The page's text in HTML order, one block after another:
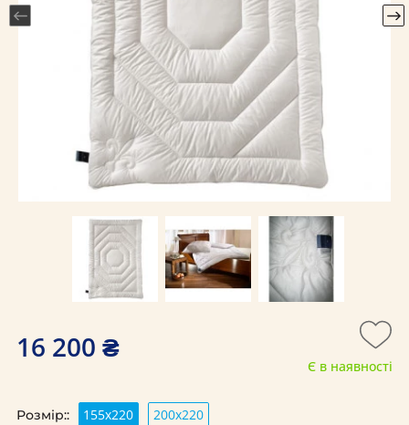
16 200 ₴
Є в наявності
Розмір:: 155x220 200х220